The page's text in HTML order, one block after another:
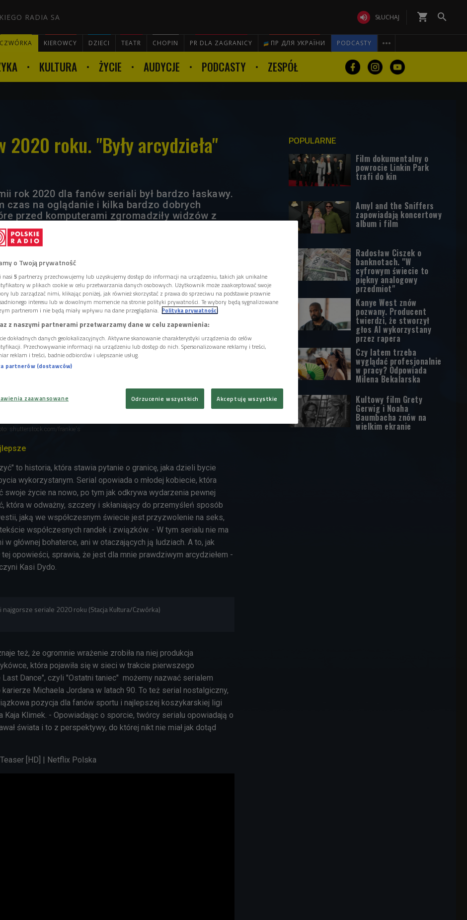
RADIA SA  SŁUCHAJ shopping_cart 
CZWÓRKA KIEROWCY DZIECI TEATR CHOPIN PR DLA ZAGRANICY ПР ДЛЯ УКРАЇНИ PODCASTY 

KULTURA ŻYCIE AUDYCJE PODCASTY ZESPÓŁ
2020 roku. "Były arcydzieła"
rok 2020 dla fanów seriali był bardzo łaskawy.
czas na oglądanie i kilka bardzo dobrych
przed komputerami zgromadziły widzów z
- Wśród nich są takie tytuły, które będę
życia - przyznaje krytyczka Kaja Klimek.
shutterstock.com/frankie's
to historia, która stawia pytanie o granicę, jaka dzieli bycie
wykorzystanym. Serial opowiada o młodej kobiecie, która
swoje życie na nowo, po tym jak odkrywa wydarzenia pewnej
która w odważny, szczery i skłaniający do przemyśleń sposób
jaką we współczesnym świecie jest przyzwolenie na seks,
współczesnych randek i związków. - W tym serialu nie ma
w głównej bohaterce, ani w otaczających ją ludziach. A to, jak
tej opowieści, sprawia, że jest dla mnie prawdziwym arcydziełem -
Kasi Dydo.
najgorsze seriale 2020 roku (Stacja Kultura/Czwórka)
też, że ogromnie wrażenie zrobiła na niej produkcja
która pojawiła się w sieci w trakcie pierwszego
Last Dance", czyli "Ostatni taniec" możemy nazwać serialem
Michaela Jordana w latach 90. To też serial nostalgiczny,
pozycja dla fanów sportu i najlepszej koszykarskiej ligi
Kaja Klimek. - Opowiadając o sporcie, twórcy serialu opowiadają o
świata i to z perspektywy, do której nikt nie miał jak dotąd
[HD] | Netflix Polska
POPULARNE
Film dokumentalny o
powrocie Linkin Park
trafi do kin
Amyl and the Sniffers
zapowiadają koncertowy
album i film
Radosław Ciszek o
banknotach. "W
cyfrowym świecie to
piękny analogowy
przedmiot"
Kanye West znów
pozwany. Producent
twierdzi, że stworzył
głos AI wykorzystany
przez rapera
Czy latem trzeba
wyglądać profesjonalnie
w pracy? Odpowiada
Milena Bekalarska
Kultowy film Grety
Gerwig i Noaha
Baumbacha znów na
wielkim ekranie
o Twoją prywatność
nasi 5 partnerzy przechowujemy lub uzyskujemy dostęp do informacji na urządzeniu, takich jak unikalne
w plikach cookie w celu przetwarzania danych osobowych. Użytkownik może zaakceptować swoje
lub zarządzać nimi, klikając poniżej, jak również skorzystać z prawa do sprzeciwu na podstawie prawnie
interesu lub w dowolnym momencie na stronie polityki prywatności. Te wybory będą sygnalizowane
partnerom i nie będą miały wpływu na dane przeglądania. Polityka prywatności
z naszymi partnerami przetwarzamy dane w celu zapewnienia:
dokładnych danych geolokalizacyjnych. Aktywne skanowanie charakterystyki urządzenia do celów
Przechowywanie informacji na urządzeniu lub dostęp do nich. Spersonalizowane reklamy i treści,
reklam i treści, badnie odbiorców i ulepszanie usług.
partnerów (dostawców)
zaawansowane Odrzucenie wszystkich Akceptuję wszystkie